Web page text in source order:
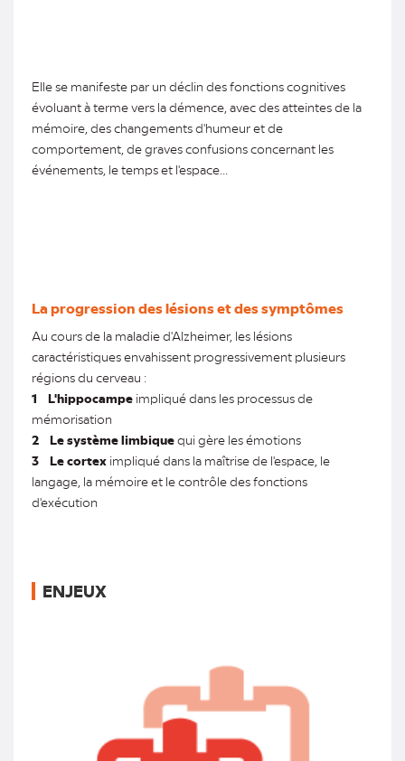
Elle se manifeste par un déclin des fonctions cognitives
évoluant à terme vers la démence, avec des atteintes de la
mémoire, des changements d'humeur et de
comportement, de graves confusions concernant les
événements, le temps et l'espace...
La progression des lésions et des symptômes
Au cours de la maladie d'Alzheimer, les lésions
caractéristiques envahissent progressivement plusieurs
régions du cerveau :
1 L'hippocampe impliqué dans les processus de
mémorisation
2 Le système limbiquequi gère les émotions
3 Le cortex impliqué dans la maîtrise de l'espace, le
langage, la mémoire et le contrôle des fonctions
d'exécution
ENJEUX